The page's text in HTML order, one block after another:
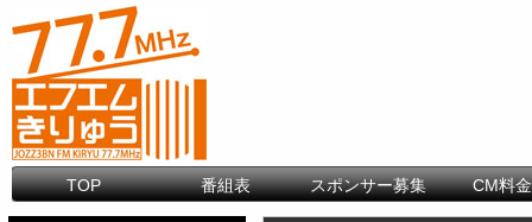
TOP 番組表 スポンサー募集 CM料